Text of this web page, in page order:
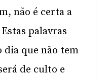
não é certa a
palavras
dia que não tem
de culto e